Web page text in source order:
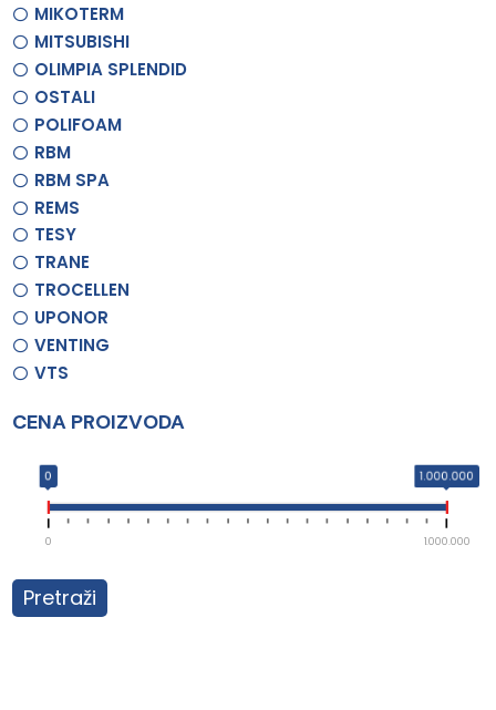
MIKOTERM
MITSUBISHI
OLIMPIA SPLENDID
OSTALI
POLIFOAM
RBM
RBM SPA
REMS
TESY
TRANE
TROCELLEN
UPONOR
VENTING
VTS
CENA PROIZVODA
0 1.000.000
0 1.000.000
Pretraži